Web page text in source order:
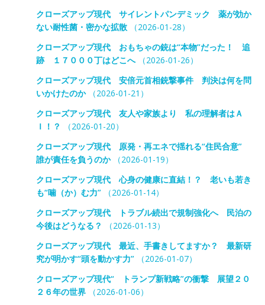
クローズアップ現代 サイレントパンデミック 薬が効か
ない耐性菌・密かな拡散（2026-01-28）
クローズアップ現代 おもちゃの銃は“本物”だった！ 追
跡 １７０００丁はどこへ（2026-01-26）
クローズアップ現代 安倍元首相銃撃事件 判決は何を問
いかけたのか（2026-01-21）
クローズアップ現代 友人や家族より 私の理解者はＡ
Ｉ！？
（2026-01-20）
クローズアップ現代 原発・再エネで揺れる“住民合意”
誰が責任を負うのか（2026-01-19）
クローズアップ現代 心身の健康に直結！？ 老いも若き
も“噛（か）む力”（2026-01-14）
クローズアップ現代 トラブル続出で規制強化へ 民泊の
今後はどうなる？
（2026-01-13）
クローズアップ現代 最近、手書きしてますか？ 最新研
究が明かす“頭を動かす力”（2026-01-07）
クローズアップ現代“ トランプ新戦略”の衝撃 展望２０
２６年の世界（2026-01-06）